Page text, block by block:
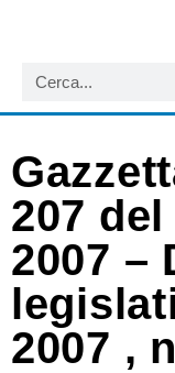
207
2007 –
2007 ,